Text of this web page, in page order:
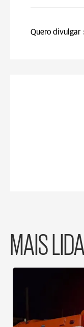
Quero divulgar
MAIS